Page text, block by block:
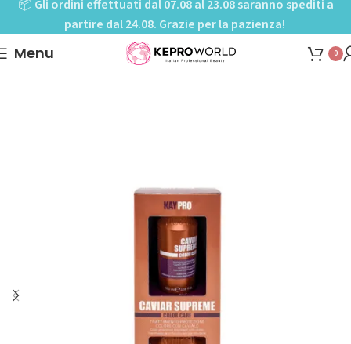
📦 Gli ordini effettuati dal 07.08 al 23.08 saranno spediti a
partire dal 24.08. Grazie per la pazienza!
Menu 0
Tipologia capelli